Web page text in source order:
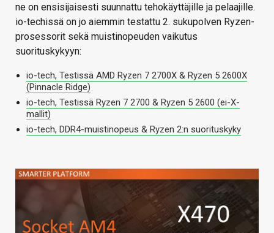
ne on ensisijaisesti suunnattu tehokäyttäjille ja pelaajille.
io-techissä on jo aiemmin testattu 2. sukupolven Ryzen-
prosessorit sekä muistinopeuden vaikutus
suorituskykyyn:
io-tech, Testissä AMD Ryzen 7 2700X & Ryzen 5 2600X
(Pinnacle Ridge)
io-tech, Testissä Ryzen 7 2700 & Ryzen 5 2600 (ei-X-
mallit)
io-tech, DDR4-muistinopeus & Ryzen 2:n suorituskyky